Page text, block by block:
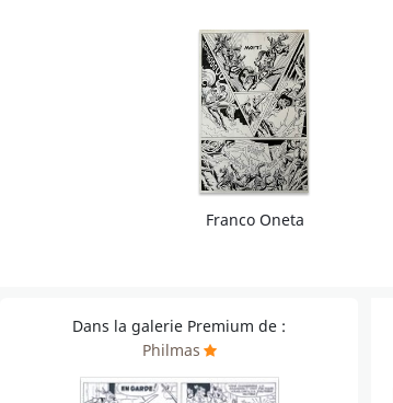
Franco Oneta
Dans la galerie Premium de :
Philmas